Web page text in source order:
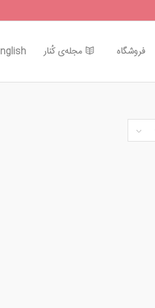
فروشگاه مجله‌ی کُنار